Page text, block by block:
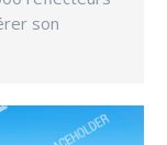
son